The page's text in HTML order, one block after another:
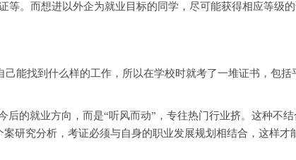
。而想进以外企为就业目标的同学，尽可能获得相应等级
找到什么样的工作，所以在学校时就考了一堆证书，包括
就业方向，而是“听风而动”，专往热门行业挤。这种不
研究分析，考证必须与自身的职业发展规划相结合，这样才